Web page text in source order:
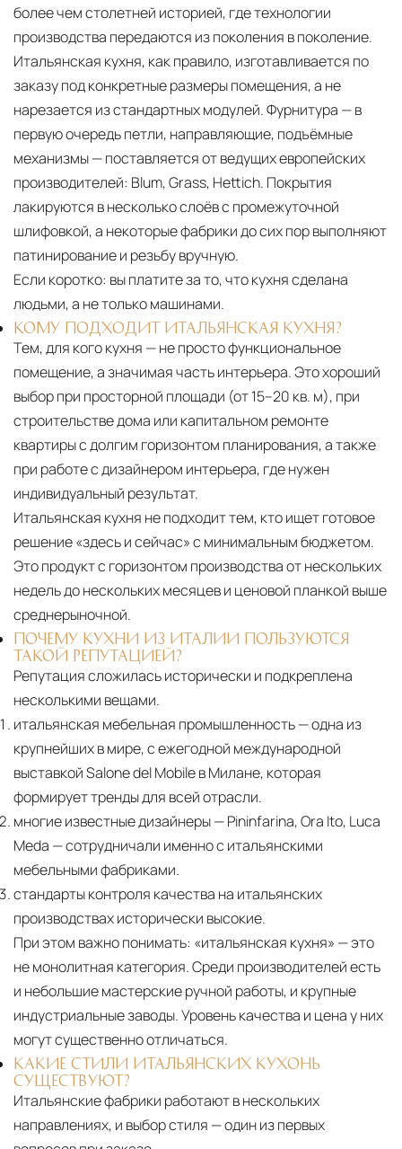
более чем столетней историей, где технологии
производства передаются из поколения в поколение.
Итальянская кухня, как правило, изготавливается по
заказу под конкретные размеры помещения, а не
нарезается из стандартных модулей. Фурнитура — в
первую очередь петли, направляющие, подъёмные
механизмы — поставляется от ведущих европейских
производителей: Blum, Grass, Hettich. Покрытия
лакируются в несколько слоёв с промежуточной
шлифовкой, а некоторые фабрики до сих пор выполняют
патинирование и резьбу вручную.
Если коротко: вы платите за то, что кухня сделана
людьми, а не только машинами.
КОМУ ПОДХОДИТ ИТАЛЬЯНСКАЯ КУХНЯ?
Тем, для кого кухня — не просто функциональное
помещение, а значимая часть интерьера. Это хороший
выбор при просторной площади (от 15–20 кв. м), при
строительстве дома или капитальном ремонте
квартиры с долгим горизонтом планирования, а также
при работе с дизайнером интерьера, где нужен
индивидуальный результат.
Итальянская кухня не подходит тем, кто ищет готовое
решение «здесь и сейчас» с минимальным бюджетом.
Это продукт с горизонтом производства от нескольких
недель до нескольких месяцев и ценовой планкой выше
среднерыночной.
ПОЧЕМУ КУХНИ ИЗ ИТАЛИИ ПОЛЬЗУЮТСЯ
ТАКОЙ РЕПУТАЦИЕЙ?
Репутация сложилась исторически и подкреплена
несколькими вещами.
итальянская мебельная промышленность — одна из
крупнейших в мире, с ежегодной международной
выставкой Salone del Mobile в Милане, которая
формирует тренды для всей отрасли.
многие известные дизайнеры — Pininfarina, Ora Ito, Luca
Meda — сотрудничали именно с итальянскими
мебельными фабриками.
стандарты контроля качества на итальянских
производствах исторически высокие.
При этом важно понимать: «итальянская кухня» — это
не монолитная категория. Среди производителей есть
и небольшие мастерские ручной работы, и крупные
индустриальные заводы. Уровень качества и цена у них
могут существенно отличаться.
КАКИЕ СТИЛИ ИТАЛЬЯНСКИХ КУХОНЬ
СУЩЕСТВУЮТ?
Итальянские фабрики работают в нескольких
направлениях, и выбор стиля — один из первых